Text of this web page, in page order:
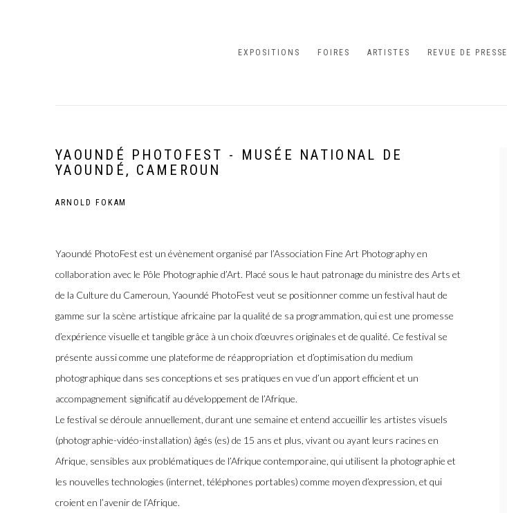
EXPOSITIONS FOIRES ARTISTES REVUE DE PRESSE
YAOUNDÉ PHOTOFEST - MUSÉE NATIONAL DE
YAOUNDÉ, CAMEROUN
ARNOLD FOKAM
Yaoundé PhotoFest est un évènement organisé par l’Association Fine Art Photography en
collaboration avec le Pôle Photographie d’Art. Placé sous le haut patronage du ministre des Arts et
de la Culture du Cameroun, Yaoundé PhotoFest veut se positionner comme un festival haut de
gamme sur la scène artistique africaine par la qualité de sa programmation, qui est une promesse
d’expérience visuelle et tangible grâce à un choix d’œuvres originales et de qualité. Ce festival se
présente aussi comme une plateforme de réappropriation et d’optimisation du medium
photographique dans ses conceptions et ses pratiques en vue d’un apport efficient et un
accompagnement significatif au développement de l’Afrique.
Le festival se déroule annuellement, durant une semaine et entend accueillir les artistes visuels
(photographie-vidéo-installation) âgés (es) de 15 ans et plus, vivant ou ayant leurs racines en
Afrique, sensibles aux problématiques de l’Afrique contemporaine, qui utilisent la photographie et
les nouvelles technologies (internet, téléphones portables) comme moyen d’expression, et qui
croient en l’avenir de l’Afrique.